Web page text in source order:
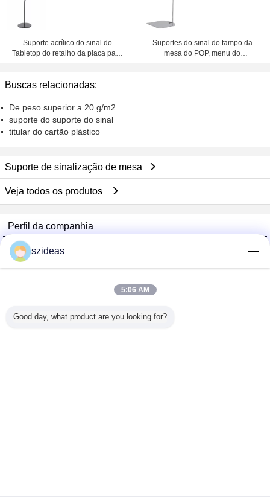
Suporte acrílico do sinal do
Tabletop do retalho da placa para
Suportes do sinal do tampo da
mesa do POP, menu do
Buscas relacionadas:
De peso superior a 20 g/m2
suporte do suporte do sinal
titular do cartão plástico
Suporte de sinalização de mesa
Veja todos os produtos
Perfil da companhia
China Acrylic Product Online Market
Fornecedores Verified
Verified Suplier
szideas
5:06 AM
Good day, what product are you looking for?